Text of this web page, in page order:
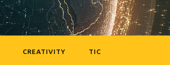
CREATIVITY TIC